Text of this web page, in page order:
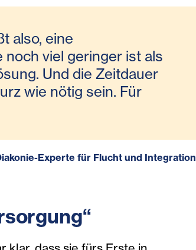
also, eine
viel geringer ist als
Und die Zeitdauer
wie nötig sein. Für
Experte für Flucht und Integration